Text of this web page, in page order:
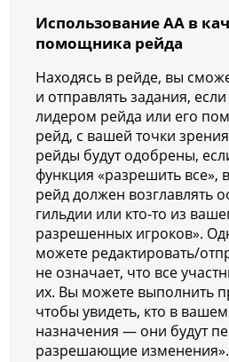
Использование АА в
помощника рейда
Находясь в рейде, вы
и отправлять задания,
лидером рейда или его
рейд, с вашей точки
рейды будут одобрены,
функция «разрешить все»,
рейд должен возглавлять
гильдии или кто-то из
разрешенных игроков».
можете редактировать/
не означает, что все
их. Вы можете выполнить
чтобы увидеть, кто в
назначения — они будут
разрешающие изменения».